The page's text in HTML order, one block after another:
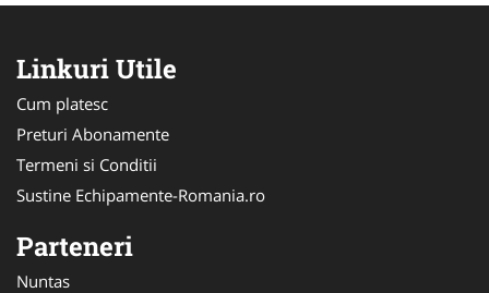
Linkuri Utile
Cum platesc
Preturi Abonamente
Termeni si Conditii
Sustine Echipamente-Romania.ro
Parteneri
Nuntas